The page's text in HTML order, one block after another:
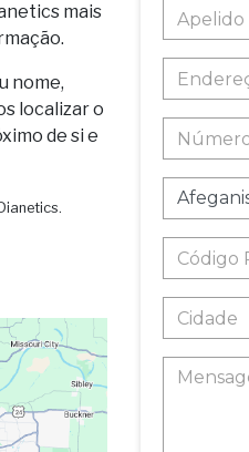
mais
nome,
localizar o
de si e